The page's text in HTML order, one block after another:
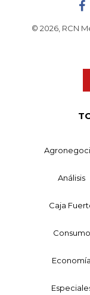
© 2026, RCN
Análisis
Caja
Consumo
Economía